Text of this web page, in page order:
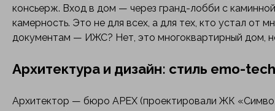
консьерж. Вход в дом — через гранд-лобби с
камерность. Это не для всех, а для тех, кто устал от
документам — ИЖС? Нет, это многоквартирный дом,
Архитектура и дизайн: стиль emo-
Архитектор — бюро APEX (проектировали ЖК